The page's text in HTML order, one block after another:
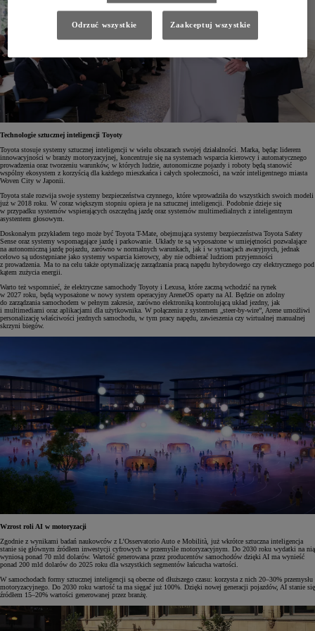
Technologie sztucznej inteligencji Toyoty
Toyota stosuje systemy sztucznej inteligencji w wielu obszarach swojej działalności. Marka, będąc liderem
innowacyjności w branży motoryzacyjnej, koncentruje się na systemach wsparcia kierowcy i automatycznego
prowadzenia oraz tworzeniu warunków, w których ludzie, autonomiczne pojazdy i roboty będą stanowić
wspólny ekosystem z korzyścią dla każdego mieszkańca i całych społeczności, na wzór inteligentnego miasta
Woven City w Japonii.
Toyota stale rozwija swoje systemy bezpieczeństwa czynnego, które wprowadziła do wszystkich swoich modeli
już w 2018 roku. W coraz większym stopniu opiera je na sztucznej inteligencji. Podobnie dzieje się
w przypadku systemów wspierających oszczędną jazdę oraz systemów multimedialnych z inteligentnym
asystentem głosowym.
Doskonałym przykładem tego może być Toyota T-Mate, obejmująca systemy bezpieczeństwa Toyota Safety
Sense oraz systemy wspomagające jazdę i parkowanie. Układy te są wyposażone w umiejętności pozwalające
na autonomiczną jazdę pojazdu, zarówno w normalnych warunkach, jak i w sytuacjach awaryjnych, jednak
celowo są udostępniane jako systemy wsparcia kierowcy, aby nie odbierać ludziom przyjemności
z prowadzenia. Ma to na celu także optymalizację zarządzania pracą napędu hybrydowego czy elektrycznego pod
kątem zużycia energii.
Warto też wspomnieć, że elektryczne samochody Toyoty i Lexusa, które zaczną wchodzić na rynek
w 2027 roku, będą wyposażone w nowy system operacyjny AreneOS oparty na AI. Będzie on zdolny
do zarządzania samochodem w pełnym zakresie, zarówno elektroniką kontrolującą układ jezdny, jak
i multimediami oraz aplikacjami dla użytkownika. W połączeniu z systemem „steer-by-wire”, Arene umożliwi
personalizację właściwości jezdnych samochodu, w tym pracy napędu, zawieszenia czy wirtualnej manualnej
skrzyni biegów.
Wzrost roli AI w motoryzacji
Zgodnie z wynikami badań naukowców z L’Osservatorio Auto e Mobilità, już wkrótce sztuczna inteligencja
stanie się głównym źródłem inwestycji cyfrowych w przemyśle motoryzacyjnym. Do 2030 roku wydatki na nią
wyniosą ponad 70 mld dolarów. Wartość generowana przez producentów samochodów dzięki AI ma wynieść
ponad 200 mld dolarów do 2025 roku dla wszystkich segmentów łańcucha wartości.
W samochodach formy sztucznej inteligencji są obecne od dłuższego czasu: korzysta z nich 20–30% przemysłu
motoryzacyjnego. Do 2030 roku wartość ta ma sięgać już 100%. Dzięki nowej generacji pojazdów, AI stanie się
źródłem 15–20% wartości generowanej przez branżę.
Odrzuć wszystkie Zaakceptuj wszystkie